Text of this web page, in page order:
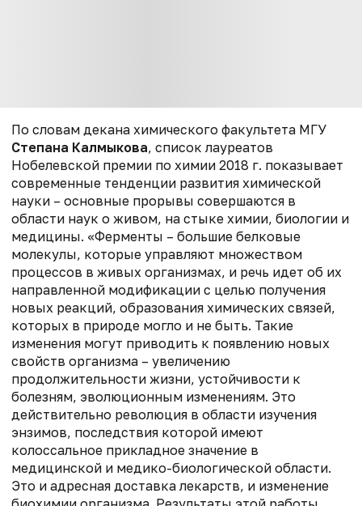
По словам декана химического факультета МГУ
Степана Калмыкова, список лауреатов
Нобелевской премии по химии 2018 г. показывает
современные тенденции развития химической
науки – основные прорывы совершаются в
области наук о живом, на стыке химии, биологии и
медицины. «Ферменты – большие белковые
молекулы, которые управляют множеством
процессов в живых организмах, и речь идет об их
направленной модификации с целью получения
новых реакций, образования химических связей,
которых в природе могло и не быть. Такие
изменения могут приводить к появлению новых
свойств организма – увеличению
продолжительности жизни, устойчивости к
болезням, эволюционным изменениям. Это
действительно революция в области изучения
энзимов, последствия которой имеют
колоссальное прикладное значение в
медицинской и медико-биологической области.
Это и адресная доставка лекарств, и изменение